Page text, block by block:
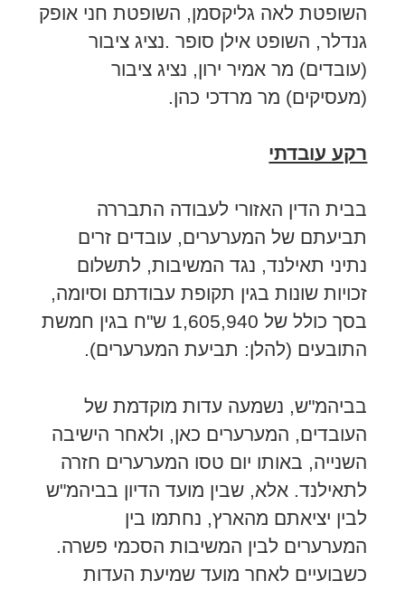
השופטת לאה גליקסמן, השופטת חני אופק
גנדלר, השופט אילן סופר .נציג ציבור
(עובדים) מר אמיר ירון, נציג ציבור
(מעסיקים) מר מרדכי כהן.
רקע עובדתי
בבית הדין האזורי לעבודה התבררה
תביעתם של המערערים, עובדים זרים
נתיני תאילנד, נגד המשיבות, לתשלום
זכויות שונות בגין תקופת עבודתם וסיומה,
בסך כולל של 1,605,940 ש"ח בגין חמשת
התובעים (להלן: תביעת המערערים).
בביהמ"ש, נשמעה עדות מוקדמת של
העובדים, המערערים כאן, ולאחר הישיבה
השנייה, באותו יום טסו המערערים חזרה
לתאילנד. אלא, שבין מועד הדיון בביהמ"ש
לבין יציאתם מהארץ, נחתמו בין
המערערים לבין המשיבות הסכמי פשרה.
כשבועיים לאחר מועד שמיעת העדות